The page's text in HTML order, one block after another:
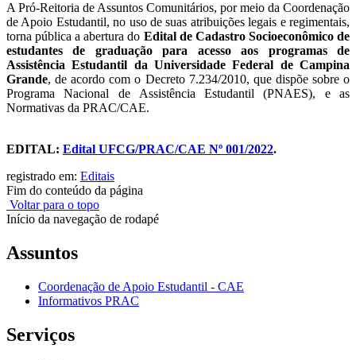
A Pró-Reitoria de Assuntos Comunitários, por meio da Coordenação
de Apoio Estudantil, no uso de suas atribuições legais e regimentais,
torna pública a abertura do Edital de Cadastro Socioeconômico de
estudantes de graduação para acesso aos programas de
Assistência Estudantil da Universidade Federal de Campina
Grande,de acordo com o Decreto 7.234/2010, que dispõe sobre o
Programa Nacional de Assistência Estudantil (PNAES), e as
Normativas da PRAC/CAE.
EDITAL: Edital UFCG/PRAC/CAE Nº 001/2022.
registrado em: Editais
Fim do conteúdo da página
Voltar para o topo
Início da navegação de rodapé
Assuntos
Coordenação de Apoio Estudantil - CAE
Informativos PRAC
Serviços